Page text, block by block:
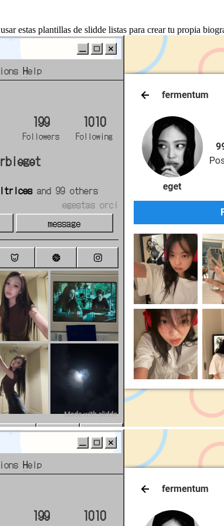
estas plantillas de slidde listas para crear tu propia